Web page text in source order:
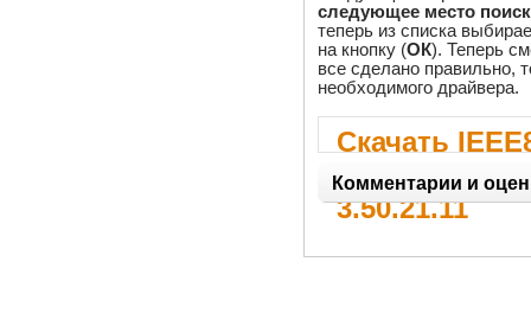
следующее место
теперь из списка
на кнопку (ОК). Теперь
все сделано правильно,
необходимого драйвера.
Скачать
miniPCI
3.50.21.11
Комментарии и